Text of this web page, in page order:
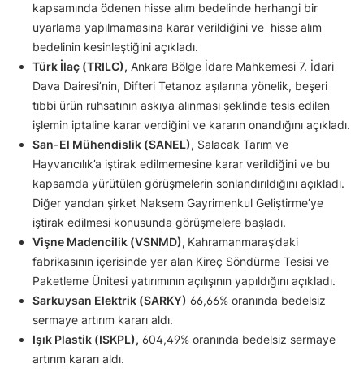
kapsamında ödenen hisse alım bedelinde herhangi bir
uyarlama yapılmamasına karar verildiğini ve hisse alım
bedelinin kesinleştiğini açıkladı.
Türk İlaç (TRILC), Ankara Bölge İdare Mahkemesi 7. İdari
Dava Dairesi’nin, Difteri Tetanoz aşılarına yönelik, beşeri
tıbbi ürün ruhsatının askıya alınması şeklinde tesis edilen
işlemin iptaline karar verdiğini ve kararın onandığını açıkladı.
San-El Mühendislik (SANEL), Salacak Tarım ve
Hayvancılık’a iştirak edilmemesine karar verildiğini ve bu
kapsamda yürütülen görüşmelerin sonlandırıldığını açıkladı.
Diğer yandan şirket Naksem Gayrimenkul Geliştirme’ye
iştirak edilmesi konusunda görüşmelere başladı.
Vişne Madencilik (VSNMD), Kahramanmaraş’daki
fabrikasının içerisinde yer alan Kireç Söndürme Tesisi ve
Paketleme Ünitesi yatırımının açılışının yapıldığını açıkladı.
Sarkuysan Elektrik (SARKY) 66,66% oranında bedelsiz
sermaye artırım kararı aldı.
Işık Plastik (ISKPL), 604,49% oranında bedelsiz sermaye
artırım kararı aldı.